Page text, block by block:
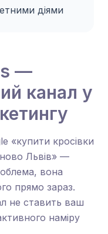
діями
—
канал у
«купити кросівки
Львів» —
вона
прямо зараз.
не ставить ваш
наміру